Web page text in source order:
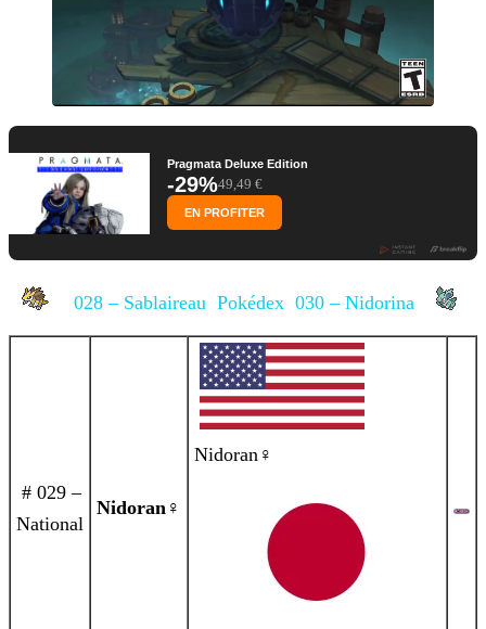
Pragmata Deluxe Edition
-29%49,49 €
EN PROFITER
028 – Sablaireau Pokédex 030 – Nidorina
# 029 –
National
Nidoran ♀
Nidoran♀